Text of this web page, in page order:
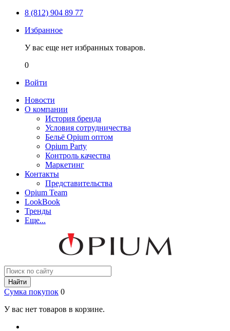
8 (812) 904 89 77
Избранное
У вас еще нет избранных товаров.
0
Войти
Новости
О компании
История бренда
Условия сотрудничества
Бельё Opium оптом
Opium Party
Контроль качества
Маркетинг
Контакты
Представительства
Opium Team
LookBook
Тренды
Еще...
Найти
Сумка покупок 0
У вас нет товаров в корзине.